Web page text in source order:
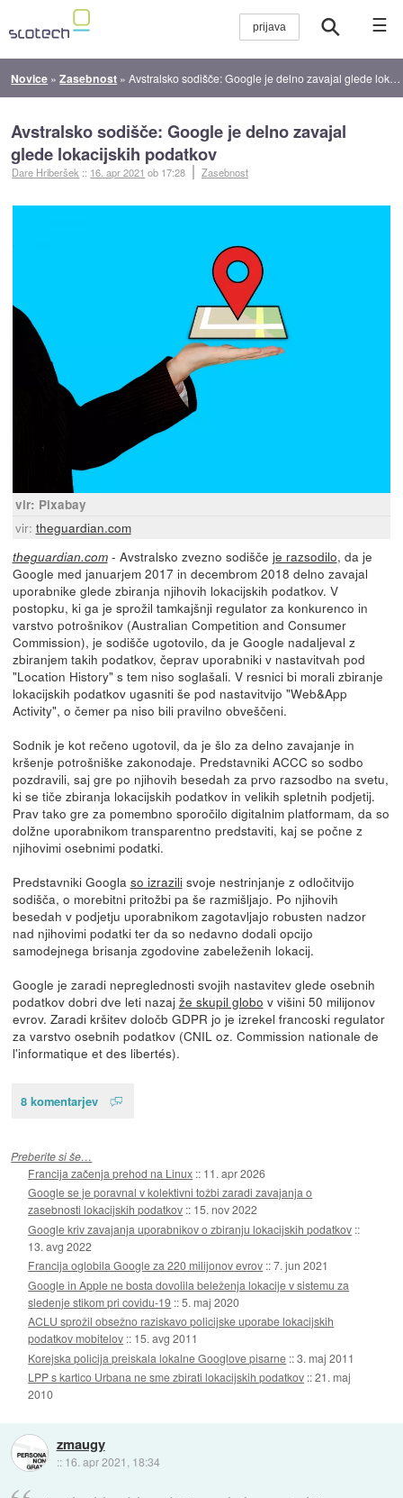
☰
Novice »Zasebnost »Avstralsko sodišče: Google je delno zavajal glede lokacijskih podatkov
Avstralsko sodišče: Google je delno zavajal
glede lokacijskih podatkov
Dare Hriberšek :: 16. apr 2021 ob 17:28 Zasebnost
vir: Pixabay
vir: theguardian.com
theguardian.com- Avstralsko zvezno sodišče je razsodilo, da je
Google med januarjem 2017 in decembrom 2018 delno zavajal
uporabnike glede zbiranja njihovih lokacijskih podatkov. V
postopku, ki ga je sprožil tamkajšnji regulator za konkurenco in
varstvo potrošnikov (Australian Competition and Consumer
Commission), je sodišče ugotovilo, da je Google nadaljeval z
zbiranjem takih podatkov, čeprav uporabniki v nastavitvah pod
"Location History" s tem niso soglašali. V resnici bi morali zbiranje
lokacijskih podatkov ugasniti še pod nastavitvijo "Web&App
Activity", o čemer pa niso bili pravilno obveščeni.
Sodnik je kot rečeno ugotovil, da je šlo za delno zavajanje in
kršenje potrošniške zakonodaje. Predstavniki ACCC so sodbo
pozdravili, saj gre po njihovih besedah za prvo razsodbo na svetu,
ki se tiče zbiranja lokacijskih podatkov in velikih spletnih podjetij.
Prav tako gre za pomembno sporočilo digitalnim platformam, da so
dolžne uporabnikom transparentno predstaviti, kaj se počne z
njihovimi osebnimi podatki.
Predstavniki Googla so izrazilisvoje nestrinjanje z odločitvijo
sodišča, o morebitni pritožbi pa še razmišljajo. Po njihovih
besedah v podjetju uporabnikom zagotavljajo robusten nadzor
nad njihovimi podatki ter da so nedavno dodali opcijo
samodejnega brisanja zgodovine zabeleženih lokacij.
Google je zaradi nepreglednosti svojih nastavitev glede osebnih
podatkov dobri dve leti nazaj že skupil globo v višini 50 milijonov
evrov. Zaradi kršitev določb GDPR jo je izrekel francoski regulator
za varstvo osebnih podatkov (CNIL oz. Commission nationale de
l'informatique et des libertés).
8 komentarjev
Preberite si še…
Francija začenja prehod na Linux :: 11. apr 2026
Google se je poravnal v kolektivni tožbi zaradi zavajanja o
zasebnosti lokacijskih podatkov :: 15. nov 2022
Google kriv zavajanja uporabnikov o zbiranju lokacijskih podatkov ::
13. avg 2022
Francija oglobila Google za 220 milijonov evrov ::7. jun 2021
Google in Apple ne bosta dovolila beleženja lokacije v sistemu za
sledenje stikom pri covidu-19 ::5. maj 2020
ACLU sprožil obsežno raziskavo policijske uporabe lokacijskih
podatkov mobitelov :: 15. avg 2011
Korejska policija preiskala lokalne Googlove pisarne ::3. maj 2011
LPP s kartico Urbana ne sme zbirati lokacijskih podatkov ::21. maj
2010
zmaugy
:: 16. apr 2021, 18:34